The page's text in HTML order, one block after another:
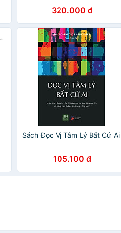
văn Nhập khẩu320.000 đ
Sách Đọc Vị Tâm Lý Bất Cứ Ai
105.100 đ